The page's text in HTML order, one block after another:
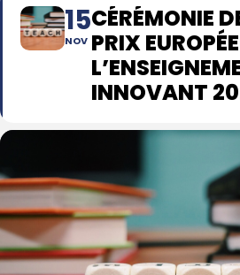
15
NOV
CÉRÉMONIE
PRIX
INNOVANT